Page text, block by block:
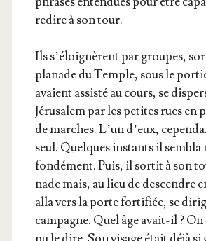
redire à son tour.
Ils s’é­loi­gnèrent par groupes,
pla­nade du Temple, sous le
avaient assis­té au cours, se
Jéru­sa­lem par les petites rues en
de marches. L’un d’eux,
seul. Quelques ins­tants il
fon­dé­ment. Puis, il sor­tit à son
nade mais, au lieu de des­cendre
alla vers la porte for­ti­fiée, se
cam­pagne. Quel âge avait-il ?